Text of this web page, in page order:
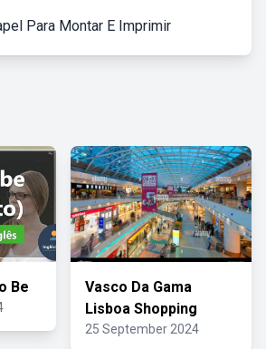
Para Montar E Imprimir
Be
Vasco Da Gama
Lisboa Shopping
25 September 2024